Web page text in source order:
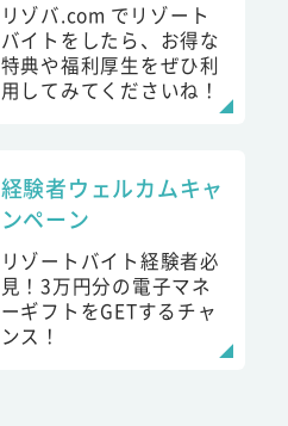
リゾバ.com でリゾート
バイトをしたら、お得な
特典や福利厚生をぜひ利
用してみてくださいね！
経験者ウェルカムキャ
ンペーン
リゾートバイト経験者必
見！3万円分の電子マネ
ーギフトをGETするチャ
ンス！